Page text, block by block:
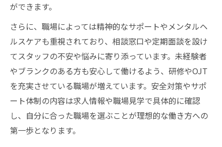
ができます。
さらに、職場によっては精神的なサポートやメンタルヘ
ルスケアも重視されており、相談窓口や定期面談を設け
てスタッフの不安や悩みに寄り添っています。未経験者
やブランクのある方も安心して働けるよう、研修やOJT
を充実させている職場が増えています。安全対策やサポ
ート体制の内容は求人情報や職場見学で具体的に確認
し、自分に合った職場を選ぶことが理想的な働き方への
第一歩となります。